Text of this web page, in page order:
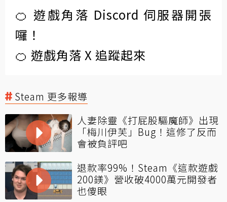
🍊 遊戲角落 Discord 伺服器開張
囉！
🍊 遊戲角落 X 追蹤起來
Steam 更多報導
人妻除靈《打屁股驅魔師》出現
「梅川伊芙」Bug！這修了反而
會被負評吧
退款率99%！Steam《這款遊戲
200鎂》營收破4000萬元開發者
也傻眼